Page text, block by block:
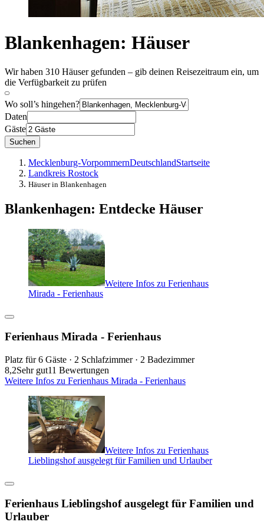
Blankenhagen: Häuser
Wir haben 310 Häuser gefunden – gib deinen Reisezeitraum ein, um
die Verfügbarkeit zu prüfen
Wo soll’s hingehen?
Daten
Gäste
Suchen
Mecklenburg-VorpommernDeutschlandStartseite
Landkreis Rostock
Häuser in Blankenhagen
Blankenhagen: Entdecke Häuser
Weitere Infos zu Ferienhaus
Mirada - Ferienhaus
Ferienhaus Mirada - Ferienhaus
Platz für 6 Gäste · 2 Schlafzimmer · 2 Badezimmer
8,2Sehr gut11 Bewertungen
Weitere Infos zu Ferienhaus Mirada - Ferienhaus
Weitere Infos zu Ferienhaus
Lieblingshof ausgelegt für Familien und Urlauber
Ferienhaus Lieblingshof ausgelegt für Familien und
Urlauber